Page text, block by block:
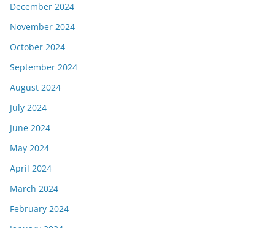
December 2024
November 2024
October 2024
September 2024
August 2024
July 2024
June 2024
May 2024
April 2024
March 2024
February 2024